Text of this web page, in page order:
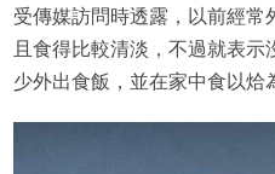
受傳媒訪問時透露，以前經常
且食得比較清淡，不過就表
少外出食飯，並在家中食以烚